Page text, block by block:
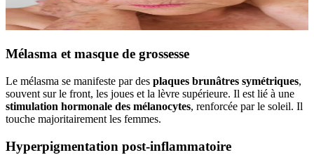
Mélasma et masque de grossesse
Le mélasma se manifeste par des plaques brunâtres symétriques,
souvent sur le front, les joues et la lèvre supérieure. Il est lié à une
stimulation hormonale des mélanocytes, renforcée par le soleil. Il
touche majoritairement les femmes.
Hyperpigmentation post-inflammatoire